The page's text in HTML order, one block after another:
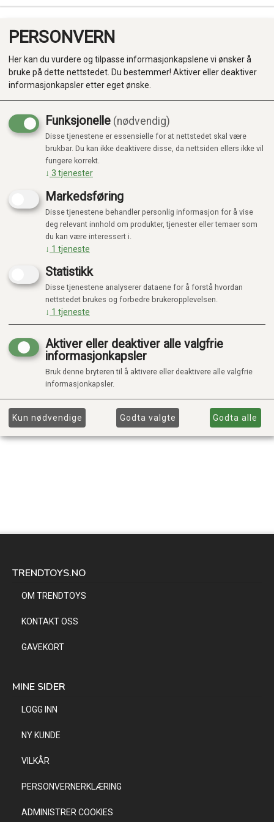
Produkter
Kategorier
KUNNE IKKE FINNE PRODUKTET
TRENDTOYS.NO
OM TRENDTOYS
KONTAKT OSS
GAVEKORT
MINE SIDER
LOGG INN
NY KUNDE
VILKÅR
PERSONVERNERKLÆRING
ADMINISTRER COOKIES
PERSONVERN
Her kan du vurdere og tilpasse informasjonkapslene vi ønsker å
bruke på dette nettstedet. Du bestemmer! Aktiver eller deaktiver
informasjonkapsler etter eget ønske.
Funksjonelle (nødvendig)
Disse tjenestene er essensielle for at nettstedet skal være
brukbar. Du kan ikke deaktivere disse, da nettsiden ellers ikke vil
fungere korrekt.
↓ 3 tjenester
Markedsføring
Disse tjenestene behandler personlig informasjon for å vise
deg relevant innhold om produkter, tjenester eller temaer som
du kan være interessert i.
↓ 1 tjeneste
Statistikk
Disse tjenestene analyserer dataene for å forstå hvordan
nettstedet brukes og forbedre brukeropplevelsen.
↓ 1 tjeneste
Aktiver eller deaktiver alle valgfrie
informasjonkapsler
Bruk denne bryteren til å aktivere eller deaktivere alle valgfrie
informasjonkapsler.
Kun nødvendige Godta valgte Godta alle